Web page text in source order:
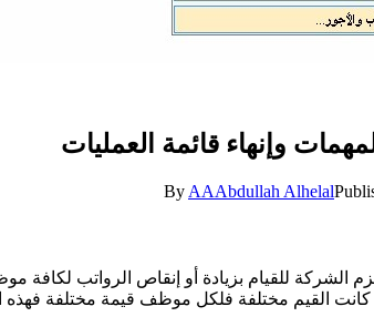
وإنهاء قائمة العمليات
By AAAbdullah Alhelal
الشركة للقيام بزيادة أو إنقاص الرواتب
كانت القيم مختلفة فلكل موظف قيمة مختلفة